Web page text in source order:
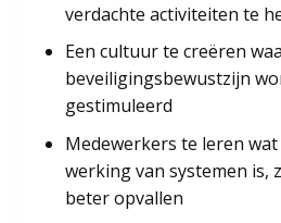
verdachte activiteiten te
Een cultuur te creëren
beveiligingsbewustzijn
gestimuleerd
Medewerkers te leren
werking van systemen is,
beter opvallen